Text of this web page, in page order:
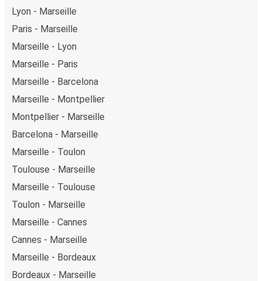
Lyon - Marseille
Paris - Marseille
Marseille - Lyon
Marseille - Paris
Marseille - Barcelona
Marseille - Montpellier
Montpellier - Marseille
Barcelona - Marseille
Marseille - Toulon
Toulouse - Marseille
Marseille - Toulouse
Toulon - Marseille
Marseille - Cannes
Cannes - Marseille
Marseille - Bordeaux
Bordeaux - Marseille